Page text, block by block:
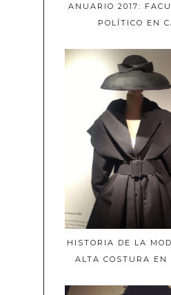
ANUARIO 2017:
POLÍTICO EN
HISTORIA DE LA
ALTA COSTURA EN